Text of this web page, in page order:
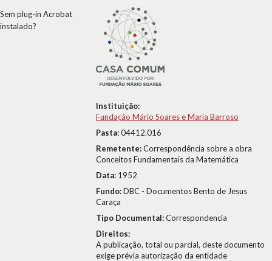
Instituição:
Fundação Mário Soares e Maria Barroso
Pasta:04412.016
Remetente:Correspondência sobre a obra
Conceitos Fundamentais da Matemática
Data: 1952
Fundo:DBC - Documentos Bento de Jesus
Caraça
Tipo Documental:Correspondencia
Direitos:
A publicação, total ou parcial, deste documento
exige prévia autorização da entidade
Sem plug-in Acrobat
instalado?